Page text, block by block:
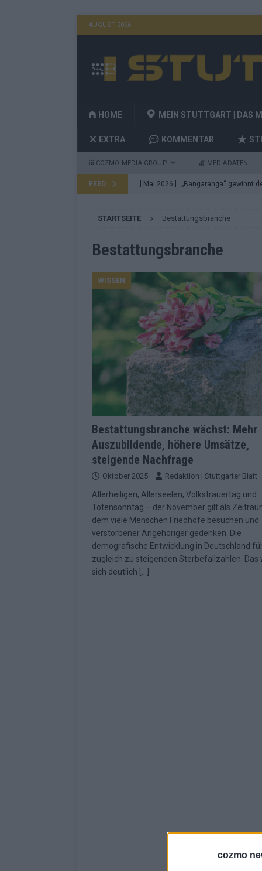
cozmo
AUGUST 2026
HOME MEIN STUTTGART | DAS
EXTRA KOMMENTAR
COZMO MEDIA GROUP MEDIADATEN
FEED [ Mai 2026 ] „Bangaranga“ gewinnt
[ Mai 2026 ] Von JJ bis Lordi: Das
[ Mai 2026 ] Finnland auf Platz 17,
[ Mai 2026 ] ESC-Finale 2026:
KOMMENTAR
[ Mai 2026 ] „Douze Points“,
Wettbewerbs EUROVISION
[ Mai 2026 ] ESC-Finale komplett: 20
Überblick EUROVISION
[ Mai 2026 ] ESC 2026: JJ performt
[ Mai 2026 ] Quoten vor ESC-
überrascht negativ
[ Juni 2026 ] Neue Themenwelt,
Highlights EXTRA
[ Mai 2026 ] DARA gewinnt verdient,
Fazit zum ESC 2026 KOMMENTAR
STARTSEITE Bestattungsbranche
Bestattungsbranche
WISSEN
Bestattungsbranche wächst: Mehr
Auszubildende, höhere Umsätze,
steigende Nachfrage
Oktober 2025 Redaktion | Stuttgarter Blatt
Allerheiligen, Allerseelen, Volkstrauertag und
Totensonntag – der November gilt als
dem viele Menschen Friedhöfe besuchen und
verstorbener Angehöriger gedenken. Die
demografische Entwicklung in Deutschland
zugleich zu steigenden Sterbefallzahlen. Das
sich deutlich